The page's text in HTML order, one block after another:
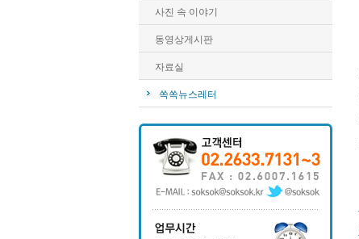
사진 속 이야기
동영상게시판
자료실
쏙쏙뉴스레터